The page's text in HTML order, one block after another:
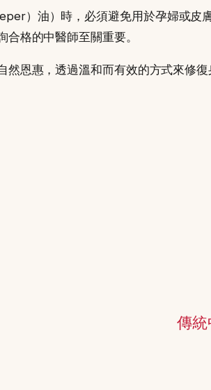
）油）時，必須避免用於孕婦或皮
格的中醫師至關重要。
恩惠，透過溫和而有效的方式來修
傳統